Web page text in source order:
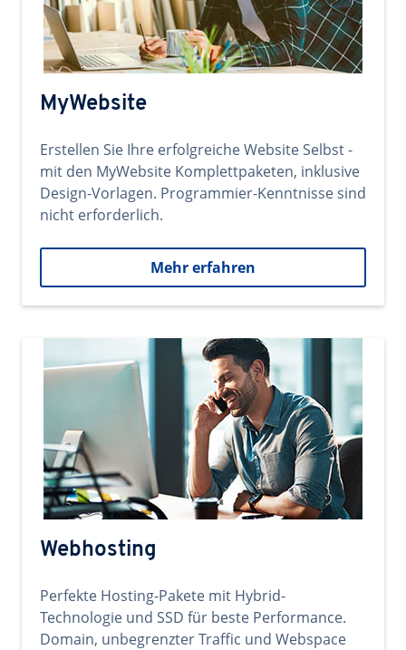
MyWebsite
Erstellen Sie Ihre erfolgreiche Website Selbst -
mit den MyWebsite Komplettpaketen, inklusive
Design-Vorlagen. Programmier-Kenntnisse sind
nicht erforderlich.
Mehr erfahren
Webhosting
Perfekte Hosting-Pakete mit Hybrid-
Technologie und SSD für beste Performance.
Domain, unbegrenzter Traffic und Webspace